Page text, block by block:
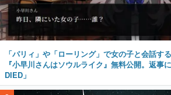
「パリィ」や「ローリング」で女の子と会話す
『小早川さんはソウルライク』無料公開。返事
DIED」